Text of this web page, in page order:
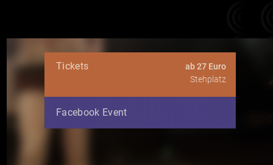
Tickets
ab 27 Euro
Stehplatz
Facebook Event